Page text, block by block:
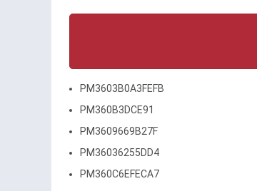
PM3603B0A3FEFB
PM360B3DCE91
PM3609669B27F
PM36036255DD4
PM360C6EFECA7